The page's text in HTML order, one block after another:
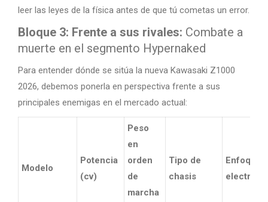
leer las leyes de la física antes de que tú cometas un error.
Bloque 3: Frente a sus rivales: Combate a
muerte en el segmento Hypernaked
Para entender dónde se sitúa la nueva Kawasaki Z1000
2026, debemos ponerla en perspectiva frente a sus
principales enemigas en el mercado actual:
Modelo
Potencia
(cv)
Peso
en
orden
de
marcha
Tipo de
chasis
Enfoque